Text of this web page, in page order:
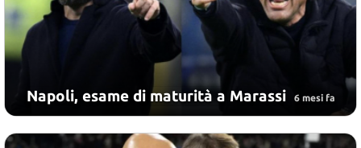
Napoli, esame di maturità a Marassi 6 mesi fa